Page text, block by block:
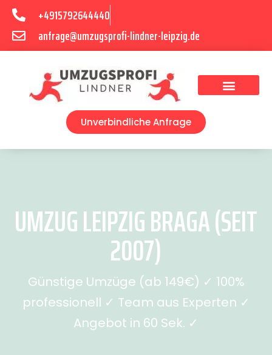
+4915792644440
anfrage@umzugsprofi-lindner-leipzig.de
Unverbindliche Anfrage
UMZUG LEIPZIG BRAGA (SEIT
2007)
Günstige Umzüge (ab 149€) ✓ 100%
professionell ✓ Team aus Experten ✓
Angebot in 60 Sek. ✓